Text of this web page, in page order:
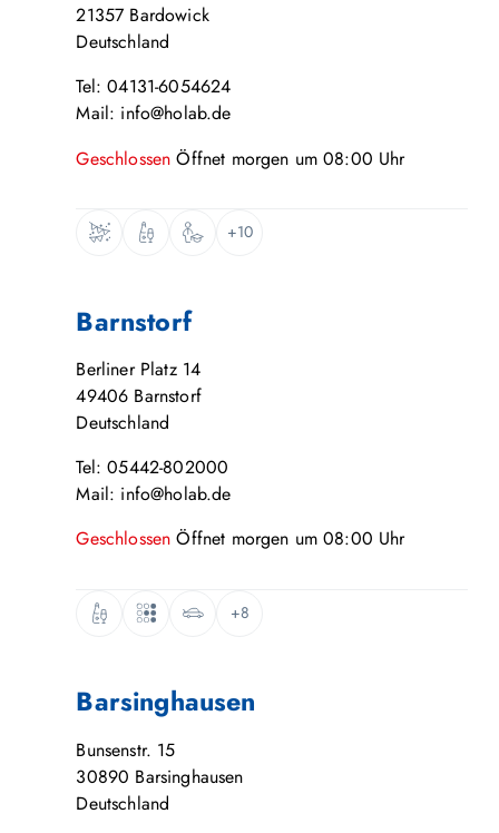
21357 Bardowick
Deutschland
Tel: 04131-6054624
Mail: info@holab.de
GeschlossenÖffnet morgen um08:00 Uhr
+10
Barnstorf
Berliner Platz 14
49406 Barnstorf
Deutschland
Tel: 05442-802000
Mail: info@holab.de
GeschlossenÖffnet morgen um08:00 Uhr
+8
Barsinghausen
Bunsenstr. 15
30890 Barsinghausen
Deutschland